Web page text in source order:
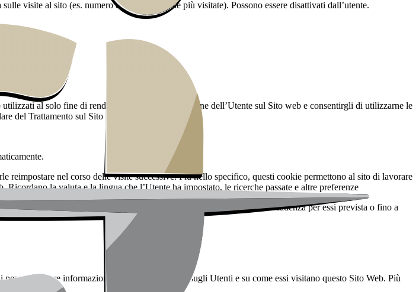
visite al sito (es. numero di accessi, pagine più visitate). Possono essere disattivati dall’utente.
al solo fine di rendere possibile la navigazione dell’Utente sul Sito web e consentirgli di utilizzarne le
del Trattamento sul Sito web.
nel corso delle visite successive. Più nello specifico, questi cookie permettono al sito di lavorare
la valuta e la lingua che l’Utente ha impostato, le ricerche passate e altre preferenze
anche dopo la chiusura del browser di navigazione, fino alla data di scadenza per essi prevista o fino a
raccogliere informazioni, in forma aggregata, sugli Utenti e su come essi visitano questo Sito Web. Più